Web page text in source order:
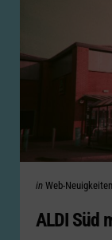
Categories
Posted
in Web-Neuigkeiten
ALDI Süd